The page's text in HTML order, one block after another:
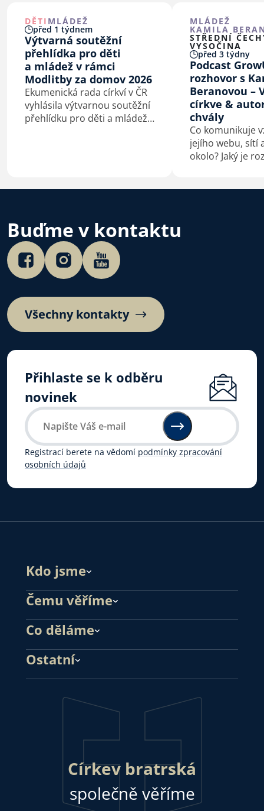
otázek z mnoha,…
DĚTI MLÁDEŽ
před 1 týdnem
Výtvarná soutěžní
přehlídka pro děti
a mládež v rámci
Modlitby za domov 2026
Ekumenická rada církví v ČR
vyhlásila výtvarnou soutěžní
přehlídku pro děti a mládež
MLÁDEŽ
KAMILA
STŘEDNÍ
VYSOČINA
před 3 týdny
Podcast
rozhovor s
Beranovou –
církve &
chvály
Co komunikuje
jejího webu, sítí
okolo? Jaký je
Buďme v kontaktu
Všechny kontakty
Přihlaste se k odběru
novinek
Registrací berete na vědomí podmínky zpracování
osobních údajů
Kdo jsme
Čemu věříme
Co děláme
Ostatní
Církev bratrská
společně věříme